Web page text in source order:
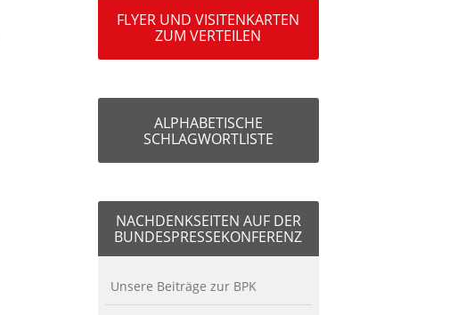
FLYER UND VISITENKARTEN
ZUM VERTEILEN
ALPHABETISCHE
SCHLAGWORTLISTE
NACHDENKSEITEN AUF DER
BUNDESPRESSEKONFERENZ
Unsere Beiträge zur BPK